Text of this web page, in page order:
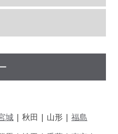
城 | 秋田 | 山形 | 福島